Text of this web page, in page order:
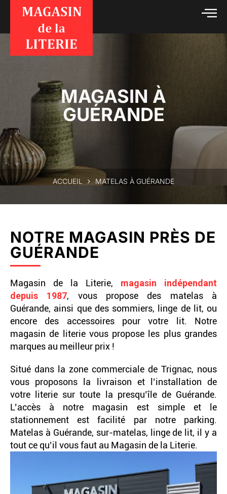
MAGASIN À
GUÉRANDE
ACCUEIL MATELAS À GUÉRANDE
NOTRE MAGASIN PRÈS DE
GUÉRANDE
Magasin de la Literie, magasin indépendant
depuis 1987, vous propose des matelas à
Guérande, ainsi que des sommiers, linge de lit, ou
encore des accessoires pour votre lit. Notre
magasin de literie vous propose les plus grandes
marques au meilleur prix !
Situé dans la zone commerciale de Trignac, nous
vous proposons la livraison et l’installation de
votre literie sur toute la presqu’île de Guérande.
L’accès à notre magasin est simple et le
stationnement est facilité par notre parking.
Matelas à Guérande, sur-matelas, linge de lit, il y a
tout ce qu’il vous faut au Magasin de la Literie.